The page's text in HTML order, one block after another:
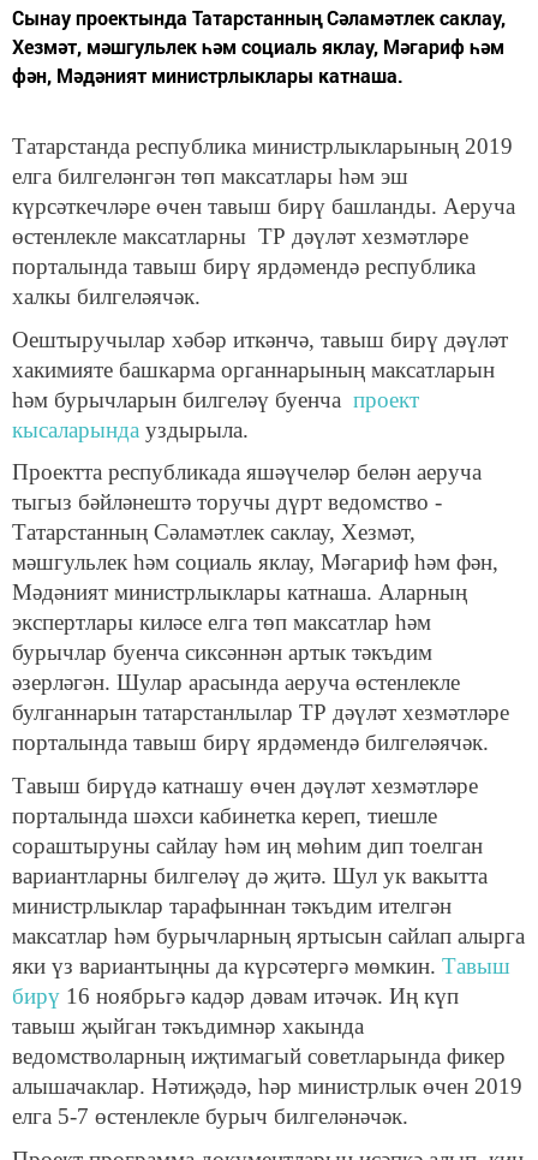
Сынау проектында Татарстанның Сәламәтлек саклау,
Хезмәт, мәшгульлек һәм социаль яклау, Мәгариф һәм
фән, Мәдәният министрлыклары катнаша.
Татарстанда республика министрлыкларының 2019
елга билгеләнгән төп максатлары һәм эш
күрсәткечләре өчен тавыш бирү башланды. Аеруча
өстенлекле максатларны ТР дәүләт хезмәтләре
порталында тавыш бирү ярдәмендә республика
халкы билгеләячәк.
Оештыручылар хәбәр иткәнчә, тавыш бирү дәүләт
хакимияте башкарма органнарының максатларын
һәм бурычларын билгеләү буенча проект
кысаларында уздырыла.
Проектта республикада яшәүчеләр белән аеруча
тыгыз бәйләнештә торучы дүрт ведомство -
Татарстанның Сәламәтлек саклау, Хезмәт,
мәшгульлек һәм социаль яклау, Мәгариф һәм фән,
Мәдәният министрлыклары катнаша. Аларның
экспертлары киләсе елга төп максатлар һәм
бурычлар буенча сиксәннән артык тәкъдим
әзерләгән. Шулар арасында аеруча өстенлекле
булганнарын татарстанлылар ТР дәүләт хезмәтләре
порталында тавыш бирү ярдәмендә билгеләячәк.
Тавыш бирүдә катнашу өчен дәүләт хезмәтләре
порталында шәхси кабинетка кереп, тиешле
сораштыруны сайлау һәм иң мөһим дип тоелган
вариантларны билгеләү дә җитә. Шул ук вакытта
министрлыклар тарафыннан тәкъдим ителгән
максатлар һәм бурычларның яртысын сайлап алырга
яки үз вариантыңны да күрсәтергә мөмкин. Тавыш
бирү 16 ноябрьгә кадәр дәвам итәчәк. Иң күп
тавыш җыйган тәкъдимнәр хакында
ведомстволарның иҗтимагый советларында фикер
алышачаклар. Нәтиҗәдә, һәр министрлык өчен 2019
елга 5-7 өстенлекле бурыч билгеләнәчәк.